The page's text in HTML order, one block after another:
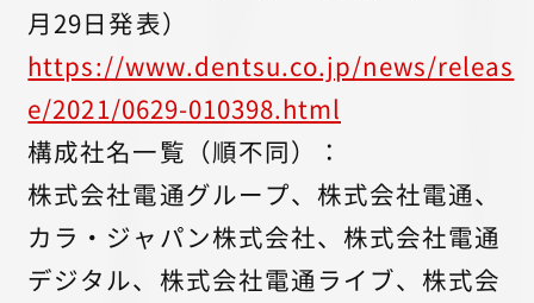
月29日発表）
https://www.dentsu.co.jp/news/releas
e/2021/0629-010398.html
構成社名一覧（順不同）：
株式会社電通グループ、株式会社電通、
カラ・ジャパン株式会社、株式会社電通
デジタル、株式会社電通ライブ、株式会